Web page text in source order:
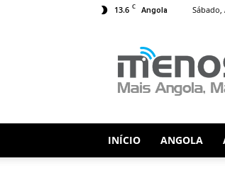
13.6 C Angola Sábado,
INÍCIO ANGOLA